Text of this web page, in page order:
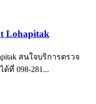
Lohapitak
สนใจบริการตรวจ
ที่ 098-281...